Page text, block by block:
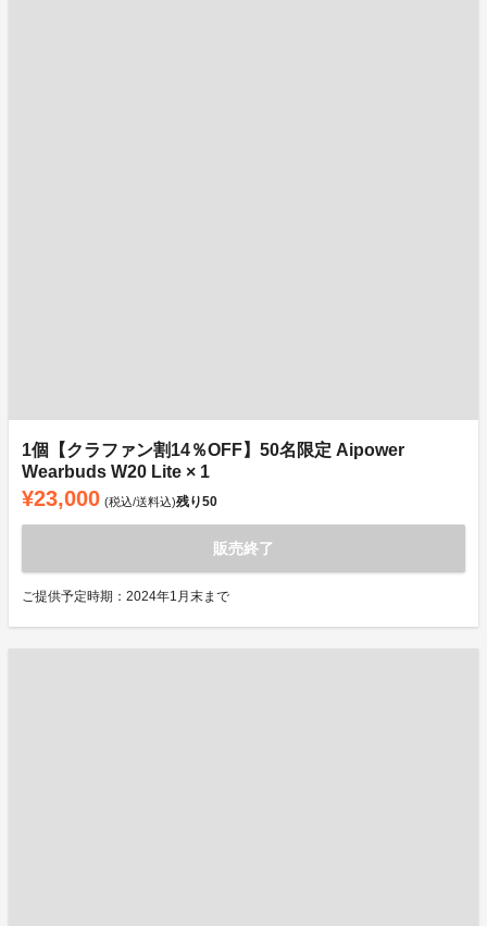
1個【クラファン割14％OFF】50名限定 Aipower
Wearbuds W20 Lite × 1
¥23,000 (税込/送料込)残り50
販売終了
ご提供予定時期：2024年1月末まで